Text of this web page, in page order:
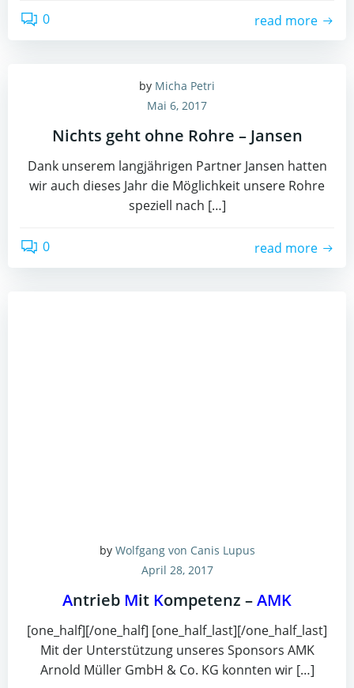
0 read more
by Micha Petri
Mai 6, 2017
Nichts geht ohne Rohre – Jansen
Dank unserem langjährigen Partner Jansen hatten
wir auch dieses Jahr die Möglichkeit unsere Rohre
speziell nach […]
0 read more
by Wolfgang von Canis Lupus
April 28, 2017
Antrieb Mit Kompetenz –AMK
[one_half][/one_half] [one_half_last][/one_half_last]
Mit der Unterstützung unseres Sponsors AMK
Arnold Müller GmbH & Co. KG konnten wir […]